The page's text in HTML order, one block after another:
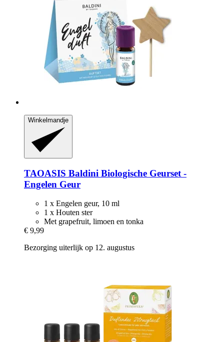
Winkelmandje
TAOASIS Baldini Biologische Geurset -​
Engelen Geur
1 x Engelen geur, 10 ml
1 x Houten ster
Met grapefruit, limoen en tonka
€ 9,99
Bezorging uiterlijk op 12. augustus